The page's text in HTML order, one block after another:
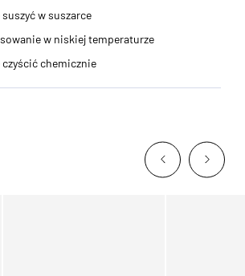
suszyć w suszarce
w niskiej temperaturze
czyścić chemicznie